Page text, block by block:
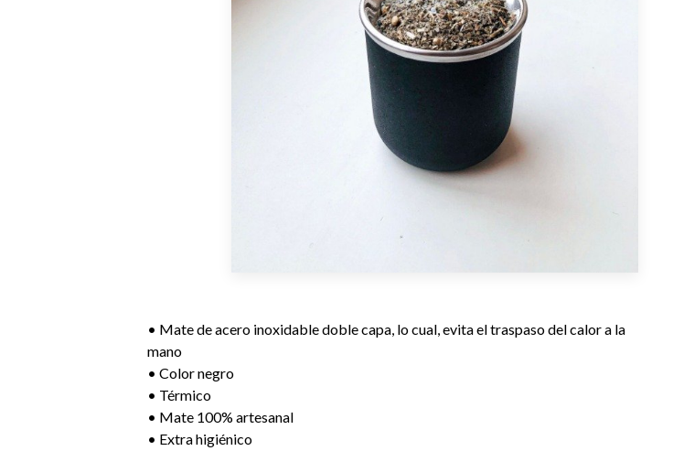
• Mate de acero inoxidable doble capa, lo cual, evita el traspaso del calor a la
mano
• Color negro
• Térmico
• Mate 100% artesanal
• Extra higiénico